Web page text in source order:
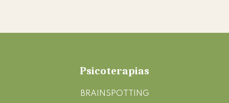
Psicoterapias
BRAINSPOTTING